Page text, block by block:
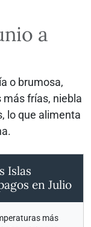
a
o brumosa,
frías, niebla
lo que alimenta
Islas
en Julio
más